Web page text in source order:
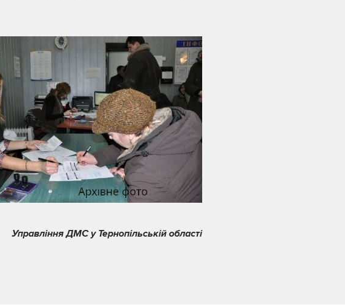
Управління ДМС у Тернопільській області